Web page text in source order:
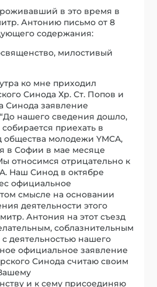
в это время в
Антонию письмо от 8
содержания:
милостивый
ко мне приходил
Синода Хр. Ст. Попов и
Синода заявление
нашего сведения дошло,
приехать в
общества молодежи YMCA,
в Софии в мае месяце
относимся отрицательно к
Наш Синод в октябре
официальное
смысле на основании
деятельности этого
Антония на этот съезд
соблазнительным
деятельностью нашего
официальное заявление
Синода считаю своим
и к сему присоединяю